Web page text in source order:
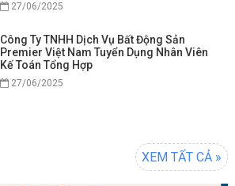
27/06/2025
Công Ty TNHH Dịch Vụ Bất Động Sản
Premier Việt Nam Tuyển Dụng Nhân Viên
Kế Toán Tổng Hợp
27/06/2025
XEM TẤT CẢ »